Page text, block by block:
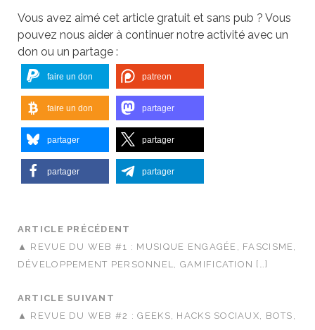
Vous avez aimé cet article gratuit et sans pub ? Vous
pouvez nous aider à continuer notre activité avec un
don ou un partage :
faire un don patreon
faire un don partager
partager partager
partager partager
ARTICLE PRÉCÉDENT
▲ REVUE DU WEB #1 : MUSIQUE ENGAGÉE, FASCISME,
DÉVELOPPEMENT PERSONNEL, GAMIFICATION […]
ARTICLE SUIVANT
▲ REVUE DU WEB #2 : GEEKS, HACKS SOCIAUX, BOTS,